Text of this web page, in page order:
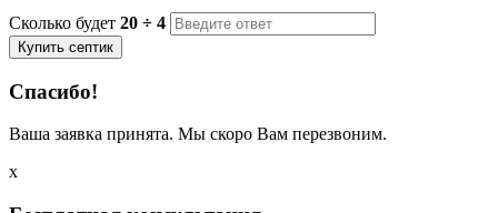
Сколько будет 20 ÷ 4
Купить септик
Спасибо!
Ваша заявка принята. Мы скоро Вам перезвоним.
x